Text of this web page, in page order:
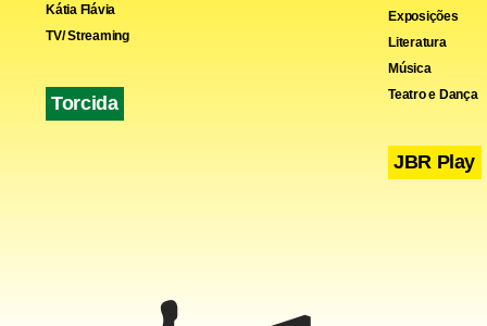
Kátia Flávia
TV/ Streaming
Torcida
Exposições
Literatura
Música
Teatro e Dança
JBR Play